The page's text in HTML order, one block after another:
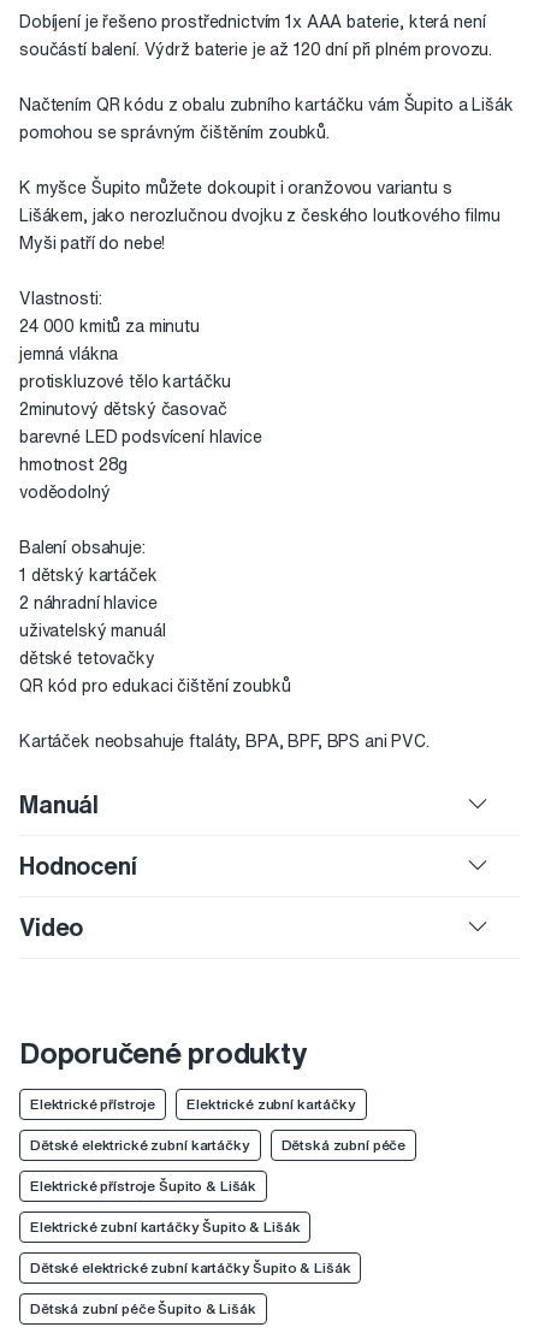
Dobíjení je řešeno prostřednictvím 1x AAA baterie, která není
součástí balení. Výdrž baterie je až 120 dní při plném provozu.
Načtením QR kódu z obalu zubního kartáčku vám Šupito a Lišák
pomohou se správným čištěním zoubků.
K myšce Šupito můžete dokoupit i oranžovou variantu s
Lišákem, jako nerozlučnou dvojku z českého loutkového filmu
Myši patří do nebe!
Vlastnosti:
24 000 kmitů za minutu
jemná vlákna
protiskluzové tělo kartáčku
2minutový dětský časovač
barevné LED podsvícení hlavice
hmotnost 28g
voděodolný
Balení obsahuje:
1 dětský kartáček
2 náhradní hlavice
uživatelský manuál
dětské tetovačky
QR kód pro edukaci čištění zoubků
Kartáček neobsahuje ftaláty, BPA, BPF, BPS ani PVC.
Manuál
Hodnocení
Video
Doporučené produkty
Elektrické přístroje Elektrické zubní kartáčky
Dětské elektrické zubní kartáčky Dětská zubní péče
Elektrické přístroje Šupito & Lišák
Elektrické zubní kartáčky Šupito & Lišák
Dětské elektrické zubní kartáčky Šupito & Lišák
Dětská zubní péče Šupito & Lišák